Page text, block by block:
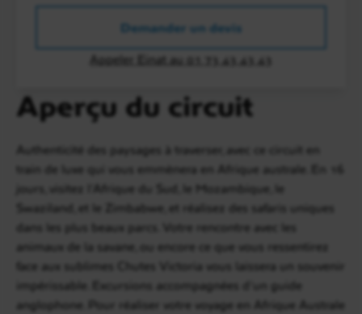
Aperçu du circuit
Authenticité des paysages à traverser, avec ce circuit en
train de luxe qui vous emmènera en Afrique australe. En 16
jours, visitez l'Afrique du Sud, le Mozambique, le
Swaziland, et le Zimbabwe, et réalisez des safaris uniques
dans les plus beaux parcs. Votre rencontre avec les
animaux de la savane, ou encore ce que vous ressentirez
face aux sublimes Chutes Victoria vous laissera un souvenir
impérissable. Excursions accompagnées d'un guide
anglophone. Pour réaliser votre voyage en Afrique Australe
Demander un devis
Appeler Einat au 01 73 43 43 43